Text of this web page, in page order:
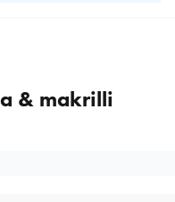
makrilli hyytelössä 70 g
& makrilli